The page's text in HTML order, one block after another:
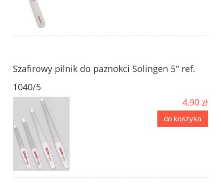
Szafirowy pilnik do paznokci Solingen 5" ref.
1040/5
4,90 zł
do koszyka